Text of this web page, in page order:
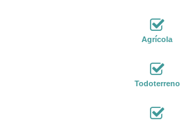
Agrícola
Todoterreno